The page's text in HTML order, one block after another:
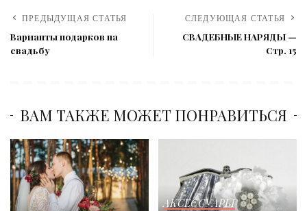
ПРЕДЫДУЩАЯ СТАТЬЯ
Варианты подарков на
свадьбу
СЛЕДУЮЩАЯ СТАТЬЯ
СВАДЕБНЫЕ НАРЯДЫ —
Стр. 15
ВАМ ТАКЖЕ МОЖЕТ ПОНРАВИТЬСЯ
АКСЕССУАРЫ